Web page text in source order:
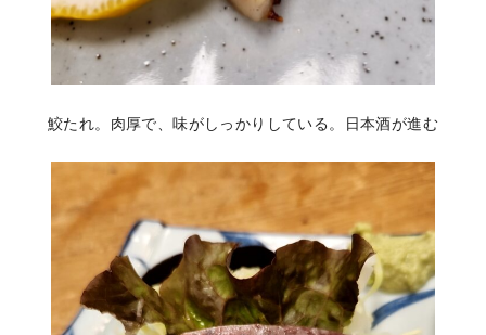
鮫たれ。肉厚で、味がしっかりしている。日本酒が進む